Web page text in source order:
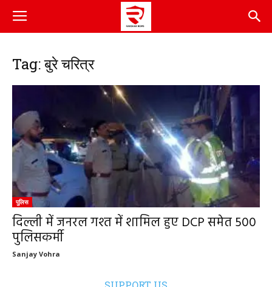
Tag: बुरे चरित्र
पुलिस
दिल्ली में जनरल गश्त में शामिल हुए DCP समेत 500
पुलिसकर्मी
Sanjay Vohra